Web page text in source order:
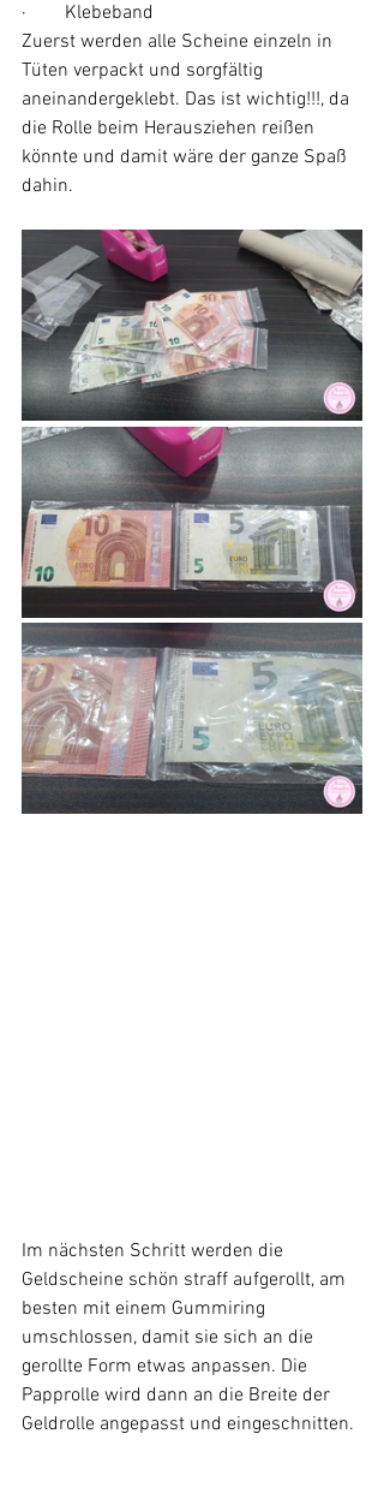
·        Klebeband
Zuerst werden alle Scheine einzeln in
Tüten verpackt und sorgfältig
aneinandergeklebt. Das ist wichtig!!!, da
die Rolle beim Herausziehen reißen
könnte und damit wäre der ganze Spaß
dahin.
Im nächsten Schritt werden die
Geldscheine schön straff aufgerollt, am
besten mit einem Gummiring
umschlossen, damit sie sich an die
gerollte Form etwas anpassen. Die
Papprolle wird dann an die Breite der
Geldrolle angepasst und eingeschnitten.